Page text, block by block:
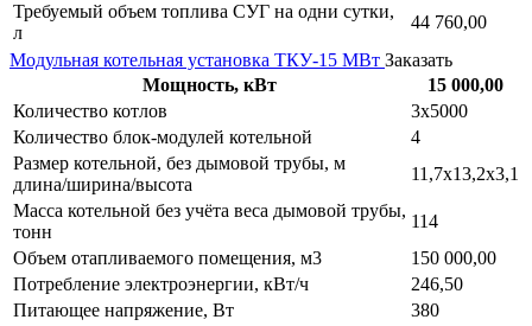
Требуемый объем топлива СУГ на одни сутки,
л
44 760,00
Модульная котельная установка ТКУ-15 МВт Заказать
Мощность, кВт
15 000,00
Количество котлов
3х5000
Количество блок-модулей котельной
4
Размер котельной, без дымовой трубы, м
длина/ширина/высота
11,7х13,2х3,1
Масса котельной без учёта веса дымовой трубы,
тонн
114
Объем отапливаемого помещения, м3
150 000,00
Потребление электроэнергии, кВт/ч
246,50
Питающее напряжение, Вт
380